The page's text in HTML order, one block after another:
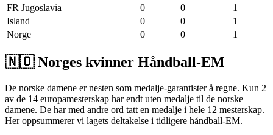
FR Jugoslavia
0 0
1
Island
0 0
1
Norge
0 0 1
🇳🇴 Norges kvinner Håndball-EM
De norske damene er nesten som medalje-garantister å regne. Kun 2
av de 14 europamesterskap har endt uten medalje til de norske
damene. De har med andre ord tatt en medalje i hele 12 mesterskap.
Her oppsummerer vi lagets deltakelse i tidligere håndball-EM.